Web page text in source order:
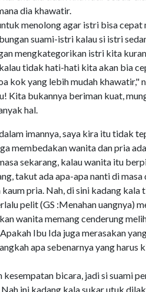
dia khawatir.
menolong agar istri bisa cepat
suami-istri kalau si istri
mengkategorikan istri kita
tidak hati-hati kita akan bia
kok yang lebih mudah khawatir,"
Kita bukannya beriman kuat,
hal.
imannya, saya kira itu tidak
membedakan wanita dan pria
sekarang, kalau wanita itu
takut ada apa-apa nanti di masa
pria. Nah, di sini kadang
pelit (GS :Menahan uangnya)
wanita memang cenderung
Ibu Ida juga merasakan
apa sebenarnya yang
bicara, jadi si suami
ini kadang kala sukar utuk